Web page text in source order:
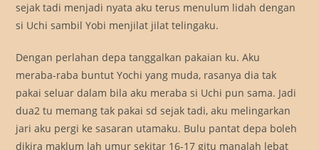
sejak tadi menjadi nyata aku terus menulum lidah dengan
si Uchi sambil Yobi menjilat jilat telingaku.
Dengan perlahan depa tanggalkan pakaian ku. Aku
meraba-raba buntut Yochi yang muda, rasanya dia tak
pakai seluar dalam bila aku meraba si Uchi pun sama. Jadi
dua2 tu memang tak pakai sd sejak tadi, aku melingarkan
jari aku pergi ke sasaran utamaku. Bulu pantat depa boleh
dikira maklum lah umur sekitar 16-17 gitu manalah lebat